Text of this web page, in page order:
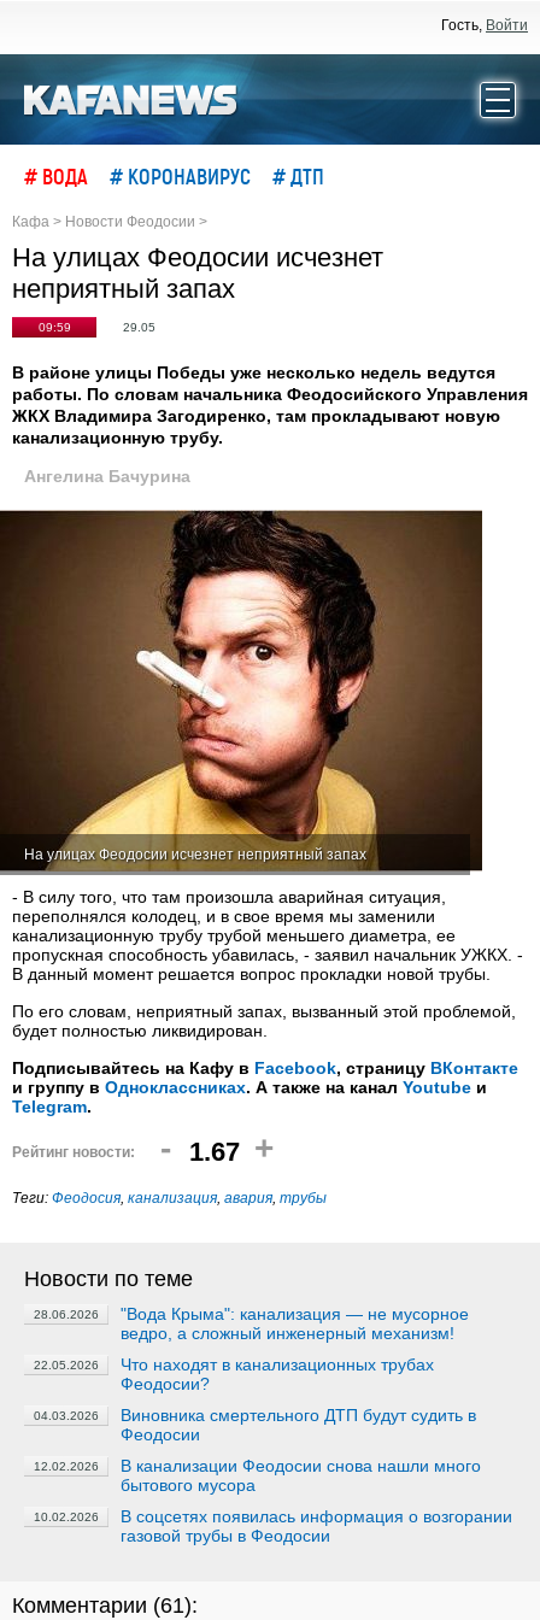
Гость, Войти
# ВОДА # КОРОНАВИРУС # ДТП
Кафа > Новости Феодосии >
На улицах Феодосии исчезнет
неприятный запах
09:59 29.05
В районе улицы Победы уже несколько недель ведутся
работы. По словам начальника Феодосийского Управления
ЖКХ Владимира Загодиренко, там прокладывают новую
канализационную трубу.
Ангелина Бачурина
На улицах Феодосии исчезнет неприятный запах
- В силу того, что там произошла аварийная ситуация,
переполнялся колодец, и в свое время мы заменили
канализационную трубу трубой меньшего диаметра, ее
пропускная способность убавилась, - заявил начальник УЖКХ. -
В данный момент решается вопрос прокладки новой трубы.
По его словам, неприятный запах, вызванный этой проблемой,
будет полностью ликвидирован.
Подписывайтесь на Кафу в Facebook, страницу ВКонтакте
и группу в Одноклассниках. А также на канал Youtube и
Telegram.
Рейтинг новости: - 1.67 +
Теги: Феодосия, канализация, авария, трубы
Новости по теме
28.06.2026
"Вода Крыма": канализация — не мусорное
ведро, а сложный инженерный механизм!
22.05.2026
Что находят в канализационных трубах
Феодосии?
04.03.2026
Виновника смертельного ДТП будут судить в
Феодосии
12.02.2026
В канализации Феодосии снова нашли много
бытового мусора
10.02.2026
В соцсетях появилась информация о возгорании
газовой трубы в Феодосии
Комментарии (61):